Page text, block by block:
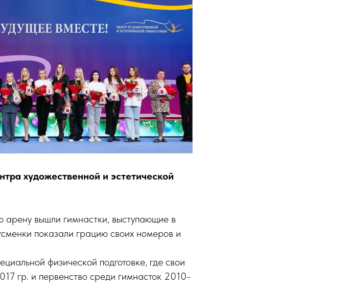
художественной и эстетической
арену вышли гимнастки, выступающие в
показали грацию своих номеров и
физической подготовке, где свои
гр. и первенство среди гимнасток 2010-